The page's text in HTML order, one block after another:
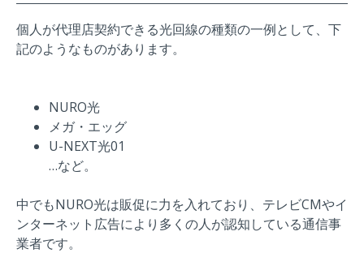
個人が代理店契約できる光回線の種類の一例として、下
記のようなものがあります。
NURO光
メガ・エッグ
U-NEXT光01
…など。
中でもNURO光は販促に力を入れており、テレビCMやイ
ンターネット広告により多くの人が認知している通信事
業者です。